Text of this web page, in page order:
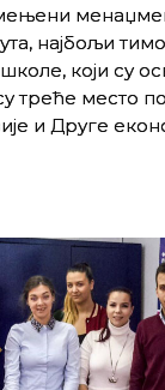
најбољи
који су
треће место
и Друге